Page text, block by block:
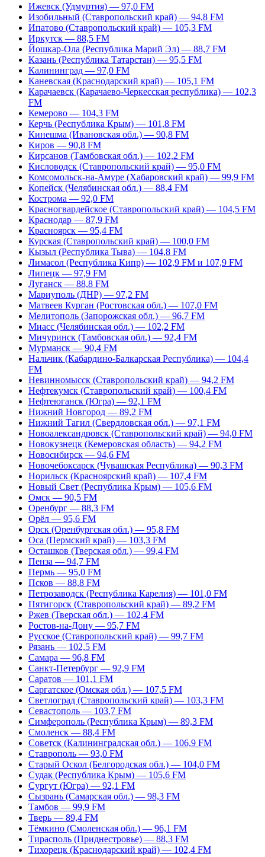
Ижевск (Удмуртия) — 97,0 FM
Изобильный (Ставропольский край) — 94,8 FM
Ипатово (Ставропольский край) — 105,3 FM
Иркутск — 88,5 FM
Йошкар-Ола (Республика Марий Эл) — 88,7 FM
Казань (Республика Татарстан) — 95,5 FM
Калининград — 97,0 FM
Каневская (Краснодарский край) — 105,1 FM
Карачаевск (Карачаево-Черкесская республика) — 102,3
FM
Кемерово — 104,3 FM
Керчь (Республика Крым) — 101,8 FM
Кинешма (Ивановская обл.) — 90,8 FM
Киров — 90,8 FM
Кирсанов (Тамбовская обл.) — 102,2 FM
Кисловодск (Ставропольский край) — 95,0 FM
Комсомольск-на-Амуре (Хабаровский край) — 99,9 FM
Копейск (Челябинская обл.) — 88,4 FM
Кострома — 92,0 FM
Красногвардейское (Ставропольский край) — 104,5 FM
Краснодар — 87,9 FM
Красноярск — 95,4 FM
Курская (Ставропольский край) — 100,0 FM
Кызыл (Республика Тыва) — 104,8 FM
Лимасол (Республика Кипр) — 102,9 FM и 107,9 FM
Липецк — 97,9 FM
Луганск — 88,8 FM
Мариуполь (ДНР) — 97,2 FM
Матвеев Курган (Ростовская обл.) — 107,0 FM
Мелитополь (Запорожская обл.) — 96,7 FM
Миасс (Челябинская обл.) — 102,2 FM
Мичуринск (Тамбовская обл.) — 92,4 FM
Мурманск — 90,4 FM
Нальчик (Кабардино-Балкарская Республика) — 104,4
FM
Невинномысск (Ставропольский край) — 94,2 FM
Нефтекумск (Ставропольский край) — 100,4 FM
Нефтеюганск (Югра) — 92,1 FM
Нижний Новгород — 89,2 FM
Нижний Тагил (Свердловская обл.) — 97,1 FM
Новоалександровск (Ставропольский край) — 94,0 FM
Новокузнецк (Кемеровская область) — 94,2 FM
Новосибирск — 94,6 FM
Новочебоксарск (Чувашская Республика) — 90,3 FM
Норильск (Красноярский край) — 107,4 FM
Новый Свет (Республика Крым) — 105,6 FM
Омск — 90,5 FM
Оренбург — 88,3 FM
Орёл — 95,6 FM
Орск (Оренбургская обл.) — 95,8 FM
Оса (Пермский край) — 103,3 FM
Осташков (Тверская обл.) — 99,4 FM
Пенза — 94,7 FM
Пермь — 95,0 FM
Псков — 88,8 FM
Петрозаводск (Республика Карелия) — 101,0 FM
Пятигорск (Ставропольский край) — 89,2 FM
Ржев (Тверская обл.) — 102,4 FM
Ростов-на-Дону — 95,7 FM
Русское (Ставропольский край) — 99,7 FM
Рязань — 102,5 FM
Самара — 96,8 FM
Санкт-Петербург — 92,9 FM
Саратов — 101,1 FM
Саргатское (Омская обл.) — 107,5 FM
Светлоград (Ставропольский край) — 103,3 FM
Севастополь — 103,7 FM
Симферополь (Республика Крым) — 89,3 FM
Смоленск — 88,4 FM
Советск (Калининградская обл.) — 106,9 FM
Ставрополь — 93,0 FM
Старый Оскол (Белгородская обл.) — 104,0 FM
Судак (Республика Крым) — 105,6 FM
Сургут (Югра) — 92,1 FM
Сызрань (Самарская обл.) — 98,3 FM
Тамбов — 99,9 FM
Тверь — 89,4 FM
Тёмкино (Смоленская обл.) — 96,1 FM
Тирасполь (Приднестровье) — 88,3 FM
Тихорецк (Краснодарский край) — 102,4 FM